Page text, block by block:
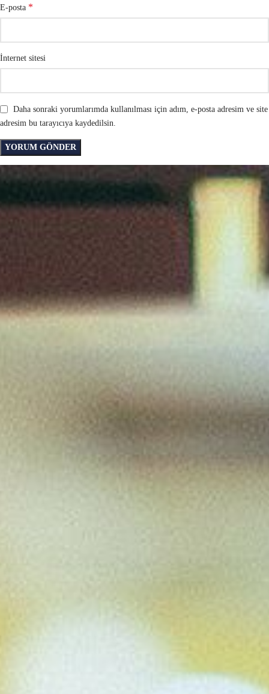
E-posta *
İnternet sitesi
Daha sonraki yorumlarımda kullanılması için adım, e-posta adresim ve site
adresim bu tarayıcıya kaydedilsin.